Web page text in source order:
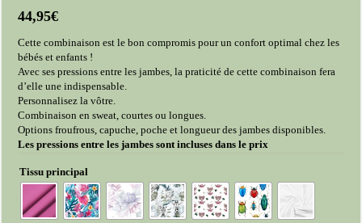
44,95€
Cette combinaison est le bon compromis pour un confort optimal chez les
bébés et enfants !
Avec ses pressions entre les jambes, la praticité de cette combinaison fera
d’elle une indispensable.
Personnalisez la vôtre.
Combinaison en sweat, courtes ou longues.
Options froufrous, capuche, poche et longueur des jambes disponibles.
Les pressions entre les jambes sont incluses dans le prix
Tissu principal